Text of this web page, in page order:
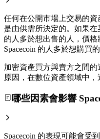
任何在公開市場上交易的資
是由供需所決定的。如果在
的人多於想出售的人，價
Spacecoin 的人多於想購買
加密資產買方與賣方之間
原因，在數位資產領域中，
哪些因素會影響
Spacecoin 的表現可能會受